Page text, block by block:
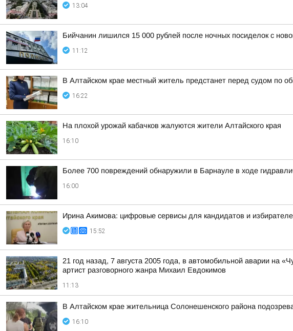
13:04
Бийчанин лишился 15 000 рублей после ночных посиделок с
11:12
В Алтайском крае местный житель предстанет перед судом по
16:22
На плохой урожай кабачков жалуются жители Алтайского края
16:10
Более 700 повреждений обнаружили в Барнауле в ходе
16:00
Ирина Акимова: цифровые сервисы для кандидатов и
15:52
21 год назад, 7 августа 2005 года, в автомобильной аварии на
артист разговорного жанра Михаил Евдокимов
11:13
В Алтайском крае жительница Солонешенского района
16:10